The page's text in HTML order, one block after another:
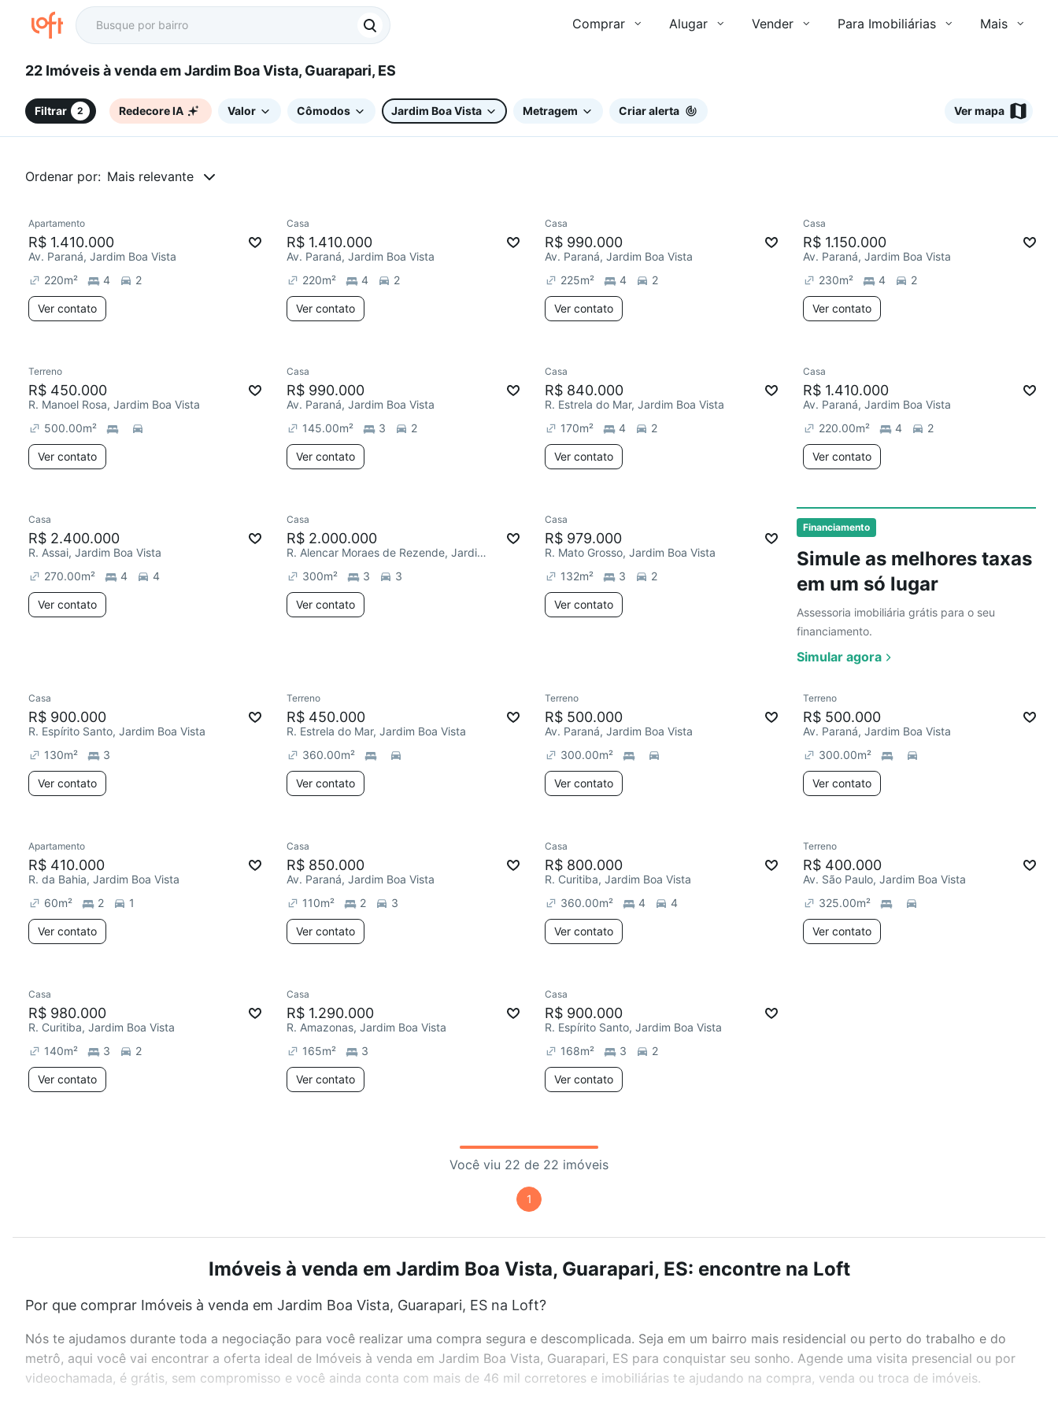
Comprar Alugar Vender Para Imobiliárias Mais
22 Imóveis à venda em Jardim Boa Vista, Guarapari, ES
Filtrar 2 Redecore IA Valor Cômodos Jardim Boa Vista Metragem Criar alerta Ver mapa
Ordenar por: Mais relevante
Financiamento
Simule as melhores taxas
em um só lugar
Assessoria imobiliária grátis para o seu
financiamento.
Simular agora
Apartamento
R$ 1.410.000
Av. Paraná, Jardim Boa Vista
220m² 4 2
Ver contato
Casa
R$ 1.410.000
Av. Paraná, Jardim Boa Vista
220m² 4 2
Ver contato
Casa
R$ 990.000
Av. Paraná, Jardim Boa Vista
225m² 4 2
Ver contato
Casa
R$ 1.150.000
Av. Paraná, Jardim Boa Vista
230m² 4 2
Ver contato
Chegou este mês
Terreno
R$ 450.000
R. Manoel Rosa, Jardim Boa Vista
500.00m²
Ver contato
Casa
R$ 990.000
Av. Paraná, Jardim Boa Vista
145.00m² 3 2
Ver contato
Casa
R$ 840.000
R. Estrela do Mar, Jardim Boa Vista
170m² 4 2
Ver contato
Casa
R$ 1.410.000
Av. Paraná, Jardim Boa Vista
220.00m² 4 2
Ver contato
Ver
Casa
R$ 2.400.000
R. Assai, Jardim Boa Vista
270.00m² 4 4
Ver contato
Casa
R$ 2.000.000
R. Alencar Moraes de Rezende, Jardim Boa Vista
300m² 3 3
Ver contato
Casa
R$ 979.000
R. Mato Grosso, Jardim Boa Vista
132m² 3 2
Ver contato
Casa
R$ 900.000
R. Espírito Santo, Jardim Boa Vista
130m² 3
Ver contato
Terreno
R$ 450.000
R. Estrela do Mar, Jardim Boa Vista
360.00m²
Ver contato
Terreno
R$ 500.000
Av. Paraná, Jardim Boa Vista
300.00m²
Ver contato
Terreno
R$ 500.000
Av. Paraná, Jardim Boa Vista
300.00m²
Ver contato
Apartamento
R$ 410.000
R. da Bahia, Jardim Boa Vista
60m² 2 1
Ver contato
Casa
R$ 850.000
Av. Paraná, Jardim Boa Vista
110m² 2 3
Ver contato
Casa
R$ 800.000
R. Curitiba, Jardim Boa Vista
360.00m² 4 4
Ver contato
Terreno
R$ 400.000
Av. São Paulo, Jardim Boa Vista
325.00m²
Ver contato
Casa
R$ 980.000
R. Curitiba, Jardim Boa Vista
140m² 3 2
Ver contato
Casa
R$ 1.290.000
R. Amazonas, Jardim Boa Vista
165m² 3
Ver contato
Casa
R$ 900.000
R. Espírito Santo, Jardim Boa Vista
168m² 3 2
Ver contato
Você viu 22 de 22 imóveis
1
Imóveis à venda em Jardim Boa Vista, Guarapari, ES: encontre na Loft
Por que comprar Imóveis à venda em Jardim Boa Vista, Guarapari, ES na Loft?
Nós te ajudamos durante toda a negociação para você realizar uma compra segura e descomplicada. Seja em um bairro mais residencial ou perto do trabalho e do
metrô, aqui você vai encontrar a oferta ideal de Imóveis à venda em Jardim Boa Vista, Guarapari, ES para conquistar seu sonho. Agende uma visita presencial ou por
videochamada, é grátis, sem compromisso e você ainda conta com mais de 46 mil corretores e imobiliárias te ajudando na compra, venda ou troca de imóveis.